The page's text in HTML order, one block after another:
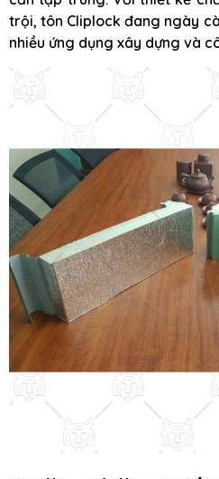
trội, tôn Cliplock đang ngày
nhiều ứng dụng xây dựng và